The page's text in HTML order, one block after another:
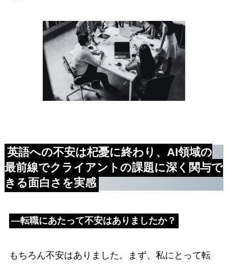
英語への不安は杞憂に終わり、AI領域の
最前線でクライアントの課題に深く関与で
きる面白さを実感
―転職にあたって不安はありましたか？
もちろん不安はありました。まず、私にとって転